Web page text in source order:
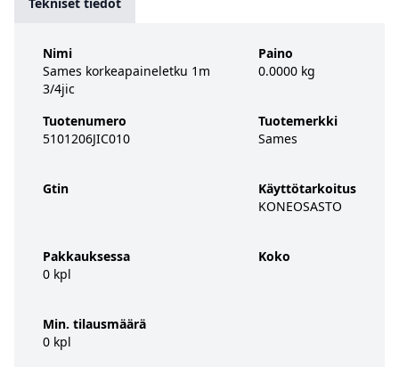
Nimi
Sames korkeapaineletku 1m
3/4jic
Tuotenumero
5101206JIC010
Gtin
Pakkauksessa
0 kpl
Min. tilausmäärä
0 kpl
Paino
0.0000 kg
Tuotemerkki
Sames
Käyttötarkoitus
KONEOSASTO
Koko